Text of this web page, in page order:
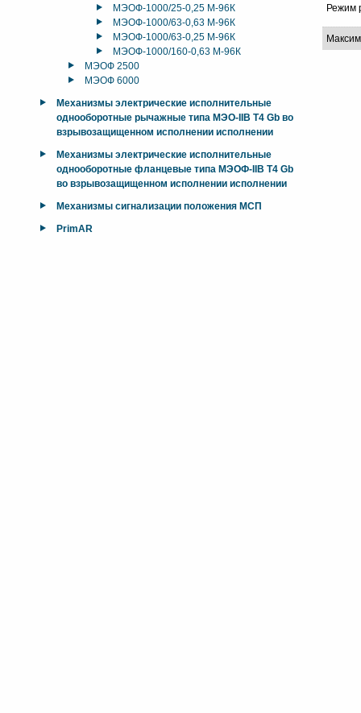
МЭОФ-1000/25-0,25 М-96К
МЭОФ-1000/63-0,63 М-96К
МЭОФ-1000/63-0,25 М-96К
МЭОФ-1000/160-0,63 М-96К
МЭОФ 2500
МЭОФ 6000
Механизмы электрические исполнительные
однооборотные рычажные типа МЭО-IIB T4 Gb во
взрывозащищенном исполнении исполнении
Механизмы электрические исполнительные
однооборотные фланцевые типа МЭОФ-IIB T4 Gb
во взрывозащищенном исполнении исполнении
Механизмы сигнализации положения МСП
PrimAR
Режим